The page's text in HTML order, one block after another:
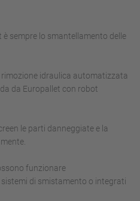
è sempre lo smantellamento delle
idraulica automatizzata
da Europallet con robot
le parti danneggiate e la
funzionare
di smistamento o integrati